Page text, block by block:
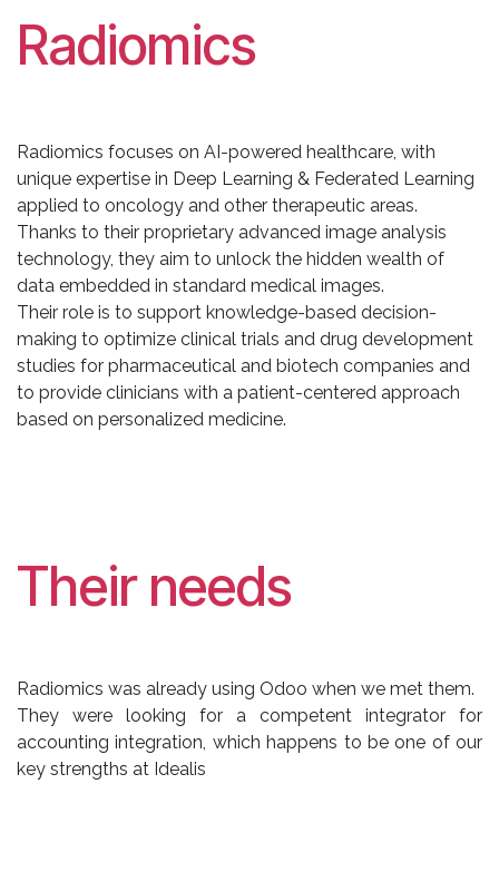
Radiomics
Radiomics focuses on AI-powered healthcare, with
unique expertise in Deep Learning & Federated Learning
applied to oncology and other therapeutic areas.
Thanks to their proprietary advanced image analysis
technology, they aim to unlock the hidden wealth of
data embedded in standard medical images.
Their role is to support knowledge-based decision-
making to optimize clinical trials and drug development
studies for pharmaceutical and biotech companies and
to provide clinicians with a patient-centered approach
based on personalized medicine.
Their needs
Radiomics was already using Odoo when we met them.
They were looking for a competent integrator for
accounting integration, which happens to be one of our
key strengths at Idealis